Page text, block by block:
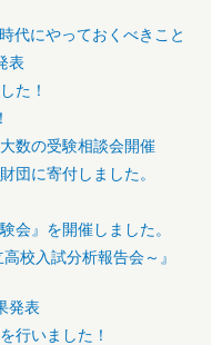
代にやっておくべきこと
表
た！
数の受験相談会開催
団に寄付しました。
会』を開催しました。
校入試分析報告会～』
発表
行いました！